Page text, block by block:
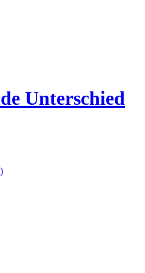
Unterschied